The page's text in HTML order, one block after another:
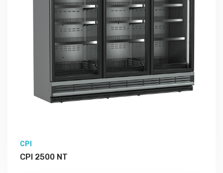
CPI
CPI 2500 NT